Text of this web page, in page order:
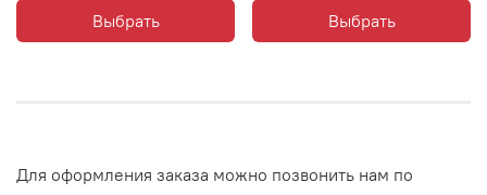
Выбрать Выбрать
Для оформления заказа можно позвонить нам по